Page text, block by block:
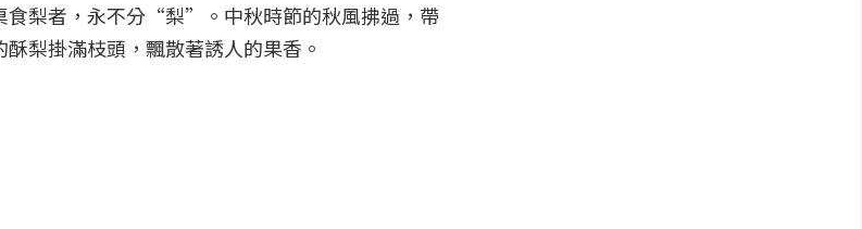
食梨者，永不分“梨”。中秋時節的秋風拂過，帶
梨掛滿枝頭，飄散著誘人的果香。